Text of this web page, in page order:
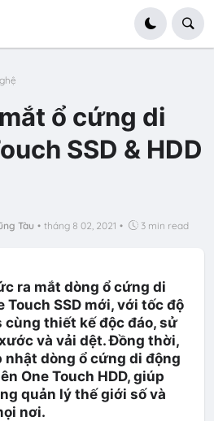
ổ cứng di
SSD & HDD
Tàu • tháng 8 02, 2021 • 3 min read
ra mắt dòng ổ cứng di
Touch SSD mới, với tốc độ
cùng thiết kế độc đáo, sử
và vải dệt. Đồng thời,
nhật dòng ổ cứng di động
One Touch HDD, giúp
quản lý thế giới số và
nơi.